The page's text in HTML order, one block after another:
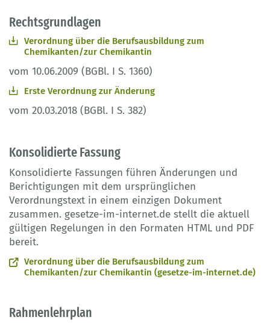
Rechtsgrundlagen
Verordnung über die Berufsausbildung zum
Chemikanten/zur Chemikantin
vom 10.06.2009 (BGBl. I S. 1360)
Erste Verordnung zur Änderung
vom 20.03.2018 (BGBl. I S. 382)
Konsolidierte Fassung
Konsolidierte Fassungen führen Änderungen und
Berichtigungen mit dem ursprünglichen
Verordnungstext in einem einzigen Dokument
zusammen. gesetze-im-internet.de stellt die aktuell
gültigen Regelungen in den Formaten HTML und PDF
bereit.
Verordnung über die Berufsausbildung zum
Chemikanten/zur Chemikantin (gesetze-im-internet.de)
Rahmenlehrplan